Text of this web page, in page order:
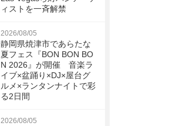
ィストを一斉解禁
2026/08/05
静岡県焼津市であらたな
夏フェス『BON BON BO
N 2026』が開催 音楽ラ
イブ×盆踊り×DJ×屋台グ
ルメ×ランタンナイトで彩
る2日間
2026/08/05